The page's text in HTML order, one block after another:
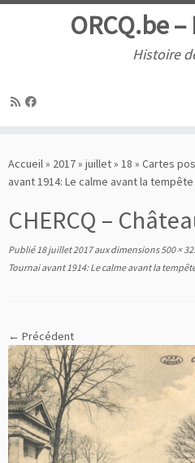
au
contenu
ORCQ.be
Histoire
Accueil» 2017» juillet» 18 » Cartes
avant 1914: Le calme avant la tempête
CHERCQ –
Publié 18 juillet 2017aux dimensions500 ×
Tournai avant 1914: Le calme avant la
← Précédent